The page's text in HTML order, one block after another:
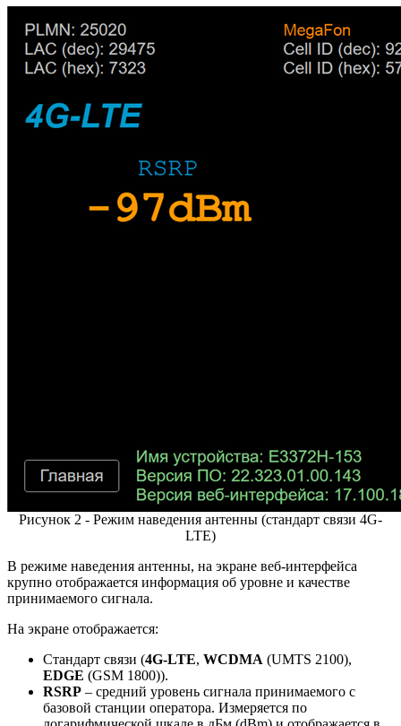
Рисунок 2 - Режим наведения антенны (стандарт связи 4G-
LTE)
В режиме наведения антенны, на экране веб-интерфейса
крупно отображается информация об уровне и качестве
принимаемого сигнала.
На экране отображается:
Стандарт связи (4G-LTE, WCDMA (UMTS 2100),
EDGE (GSM 1800)).
RSRP – средний уровень сигнала принимаемого с
базовой станции оператора. Измеряется по